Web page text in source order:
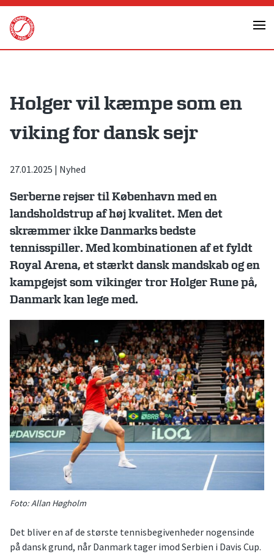
Skip
content
Holger vil kæmpe som en
viking for dansk sejr
27.01.2025 | Nyhed
Serberne rejser til København med en
landsholdstrup af høj kvalitet. Men det
skræmmer ikke Danmarks bedste
tennisspiller. Med kombinationen af et fyldt
Royal Arena, et stærkt dansk mandskab og en
kampgejst som vikinger tror Holger Rune på,
Danmark kan lege med.
Foto: Allan Høgholm
Det bliver en af de største tennisbegivenheder nogensinde
på dansk grund, når Danmark tager imod Serbien i Davis Cup.